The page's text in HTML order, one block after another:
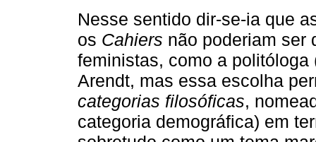
Nesse sentido dir-se-ia que
os Cahiers não poderiam ser
feministas, como a
Arendt, mas essa escolha
categorias filosóficas,
categoria demográfica) em